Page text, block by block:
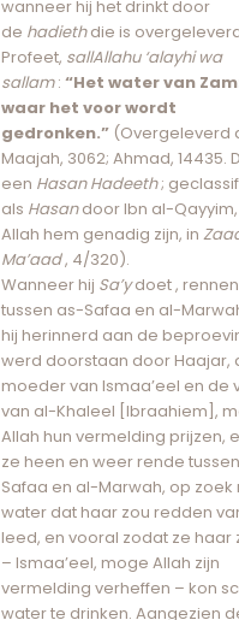
wanneer hij het drinkt door
de hadiethdie is
Profeet, sallAllahu ‘alayhi wa
sallam: “Het water van
waar het voor wordt
gedronken.” (Overgeleverd
Maajah, 3062; Ahmad, 14435.
een Hasan Hadeeth;
als Hasandoor Ibn al-
Allah hem genadig zijn, in
Ma’aad, 4/320).
Wanneer hij Sa’ydoet ,
tussen as-Safaa en al-
hij herinnerd aan de
werd doorstaan ​​door Haajar,
moeder van Ismaa’eel en de
van al-Khaleel [Ibraahiem],
Allah hun vermelding prijzen,
ze heen en weer rende
Safaa en al-Marwah, op zoek
water dat haar zou redden
leed, en vooral zodat ze haar
– Ismaa’eel, moge Allah zijn
vermelding verheffen – kon
water te drinken. Aangezien